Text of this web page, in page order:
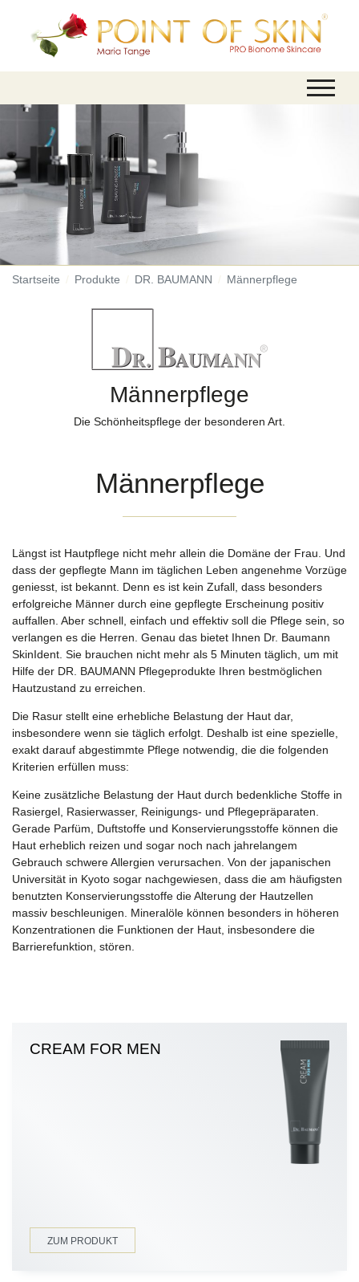
Männerpflege
Die Schönheitspflege der besonderen Art.
Startseite Produkte DR. BAUMANN Männerpflege
Männerpflege
Längst ist Hautpflege nicht mehr allein die Domäne der Frau. Und
dass der gepflegte Mann im täglichen Leben angenehme Vorzüge
geniesst, ist bekannt. Denn es ist kein Zufall, dass besonders
erfolgreiche Männer durch eine gepflegte Erscheinung positiv
auffallen. Aber schnell, einfach und effektiv soll die Pflege sein, so
verlangen es die Herren. Genau das bietet Ihnen Dr. Baumann
SkinIdent. Sie brauchen nicht mehr als 5 Minuten täglich, um mit
Hilfe der DR. BAUMANN Pflegeprodukte Ihren bestmöglichen
Hautzustand zu erreichen.
Die Rasur stellt eine erhebliche Belastung der Haut dar,
insbesondere wenn sie täglich erfolgt. Deshalb ist eine spezielle,
exakt darauf abgestimmte Pflege notwendig, die die folgenden
Kriterien erfüllen muss:
Keine zusätzliche Belastung der Haut durch bedenkliche Stoffe in
Rasiergel, Rasierwasser, Reinigungs- und Pflegepräparaten.
Gerade Parfüm, Duftstoffe und Konservierungsstoffe können die
Haut erheblich reizen und sogar noch nach jahrelangem
Gebrauch schwere Allergien verursachen. Von der japanischen
Universität in Kyoto sogar nachgewiesen, dass die am häufigsten
benutzten Konservierungsstoffe die Alterung der Hautzellen
massiv beschleunigen. Mineralöle können besonders in höheren
Konzentrationen die Funktionen der Haut, insbesondere die
Barrierefunktion, stören.
CREAM FOR MEN
ZUM PRODUKT